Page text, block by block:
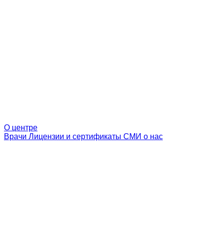
О центре
Врачи Лицензии и сертификаты СМИ о нас